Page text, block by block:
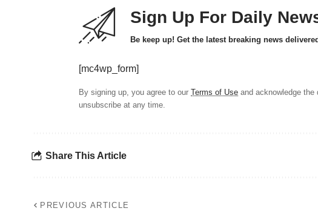
Sign Up For Daily
Be keep up! Get the latest breaking news
[mc4wp_form]
By signing up, you agree to our Terms of Use and acknowledge
unsubscribe at any time.
Share This Article
PREVIOUS ARTICLE